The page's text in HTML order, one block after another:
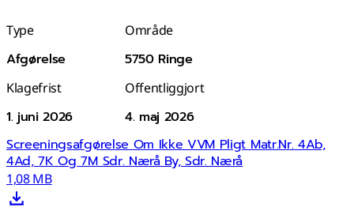
Type
Afgørelse
Område
5750 Ringe
Klagefrist
1. juni 2026
Offentliggjort
4. maj 2026
Screeningsafgørelse Om Ikke VVM Pligt Matr.Nr. 4Ab,
4Ad, 7K Og 7M Sdr. Nærå By, Sdr. Nærå
1,08 MB